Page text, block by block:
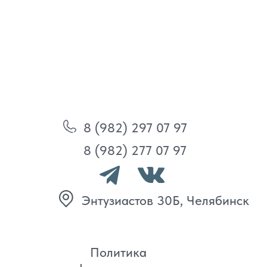
Политика
конфиденциальности